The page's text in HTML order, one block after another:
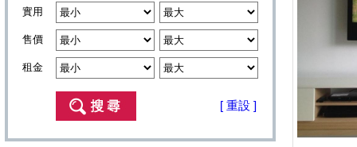
實用
售價
租金
[ 重設 ]